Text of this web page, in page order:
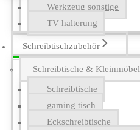
Werkzeug sonstige
TV halterung
Schreibtischzubehör
Schreibtische & Kleinmöbel
Schreibtische
gaming tisch
Eckschreibtische